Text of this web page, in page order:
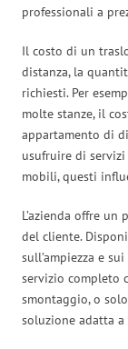
professionali a
Il costo di un
distanza, la
richiesti. Per
molte stanze, il
appartamento di
usufruire di
mobili, questi
L’azienda offre
del cliente.
sull’ampiezza e
servizio completo
smontaggio, o
soluzione adatta a